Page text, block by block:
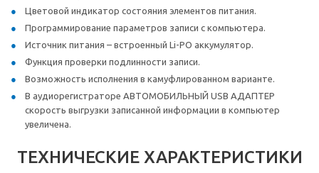
Цветовой индикатор состояния элементов питания.
Программирование параметров записи с компьютера.
Источник питания – встроенный Li-PO аккумулятор.
Функция проверки подлинности записи.
Возможность исполнения в камуфлированном варианте.
В аудиорегистраторе АВТОМОБИЛЬНЫЙ USB АДАПТЕР
скорость выгрузки записанной информации в компьютер
увеличена.
ТЕХНИЧЕСКИЕ ХАРАКТЕРИСТИКИ